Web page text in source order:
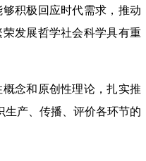
积极回应时代需求，推动
发展哲学社会科学具有重
念和原创性理论，扎实推
生产、传播、评价各环节的